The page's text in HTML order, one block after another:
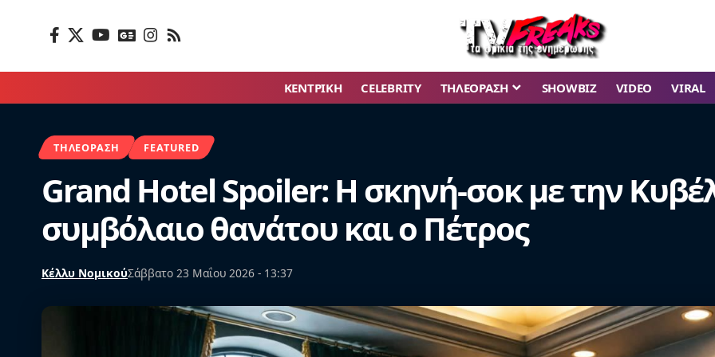
ΚΕΝΤΡΙΚΗ CELEBRITY ΤΗΛΕΟΡΑΣΗ SHOWBIZ VIDEO VIRAL
ΤΗΛΕΌΡΑΣΗ FEATURED
Grand Hotel Spoiler: Η σκηνή-σοκ με την
συμβόλαιο θανάτου και ο Πέτρος
Κέλλυ ΝομικούΣάββατο 23 Μαΐου 2026 - 13:37